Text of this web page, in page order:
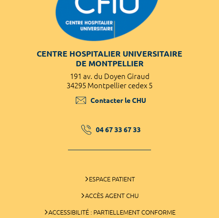
CENTRE HOSPITALIER UNIVERSITAIRE
DE MONTPELLIER
191 av. du Doyen Giraud
34295 Montpellier cedex 5
Contacter le CHU
04 67 33 67 33
ESPACE PATIENT
ACCÈS AGENT CHU
ACCESSIBILITÉ : PARTIELLEMENT CONFORME